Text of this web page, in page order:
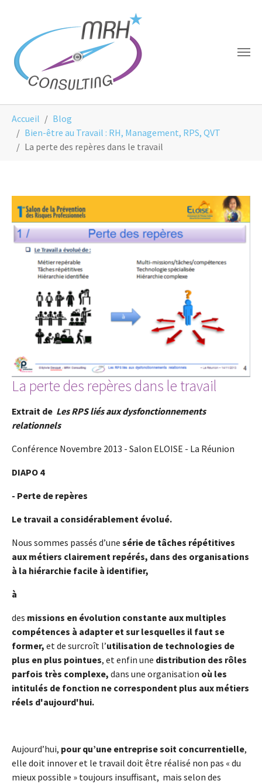
Accueil
Blog
Bien-être au Travail : RH, Management, RPS, QVT
La perte des repères dans le travail
La perte des repères dans le travail
Extrait de Les RPS liés aux dysfonctionnements
relationnels
Conférence Novembre 2013 - Salon ELOISE - La Réunion
DIAPO 4
- Perte de repères
Le travail a considérablement évolué.
Nous sommes passés d’une série de tâches répétitives
aux métiers clairement repérés, dans des organisations
à la hiérarchie facile à identifier,
à
des missions en évolution constante aux multiples
compétences à adapter et sur lesquelles il faut se
former, et de surcroît l’utilisation de technologies de
plus en plus pointues, et enfin une distribution des rôles
parfois très complexe, dans une organisation où les
intitulés de fonction ne correspondent plus aux métiers
réels d'aujourd'hui.
Aujourd’hui, pour qu’une entreprise soit concurrentielle,
elle doit innover et le travail doit être réalisé non pas « du
mieux possible » toujours insuffisant, mais selon des